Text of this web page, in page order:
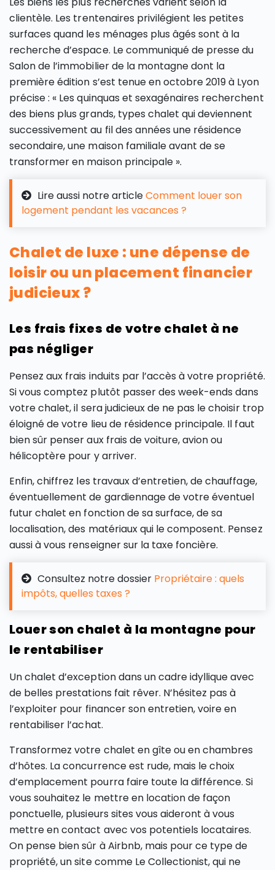
clientèle. Les trentenaires privilégient les petites
surfaces quand les ménages plus âgés sont à la
recherche d’espace. Le communiqué de presse du
Salon de l’immobilier de la montagne dont la
première édition s’est tenue en octobre 2019 à Lyon
précise : « Les quinquas et sexagénaires recherchent
des biens plus grands, types chalet qui deviennent
successivement au fil des années une résidence
secondaire, une maison familiale avant de se
transformer en maison principale ».
Lire aussi notre articleComment louer son
logement pendant les vacances ?
Chalet de luxe : une dépense de
loisir ou un placement financier
judicieux ?
Les frais fixes de votre chalet à ne
pas négliger
Pensez aux frais induits par l’accès à votre propriété.
Si vous comptez plutôt passer des week-ends dans
votre chalet, il sera judicieux de ne pas le choisir trop
éloigné de votre lieu de résidence principale. Il faut
bien sûr penser aux frais de voiture, avion ou
hélicoptère pour y arriver.
Enfin, chiffrez les travaux d’entretien, de chauffage,
éventuellement de gardiennage de votre éventuel
futur chalet en fonction de sa surface, de sa
localisation, des matériaux qui le composent. Pensez
aussi à vous renseigner sur la taxe foncière.
Consultez notre dossier Propriétaire : quels
impôts, quelles taxes ?
Louer son chalet à la montagne pour
le rentabiliser
Un chalet d’exception dans un cadre idyllique avec
de belles prestations fait rêver. N’hésitez pas à
l’exploiter pour financer son entretien, voire en
rentabiliser l’achat.
Transformez votre chalet en gîte ou en chambres
d’hôtes. La concurrence est rude, mais le choix
d’emplacement pourra faire toute la différence. Si
vous souhaitez le mettre en location de façon
ponctuelle, plusieurs sites vous aideront à vous
mettre en contact avec vos potentiels locataires.
On pense bien sûr à Airbnb, mais pour ce type de
propriété, un site comme Le Collectionist, qui ne